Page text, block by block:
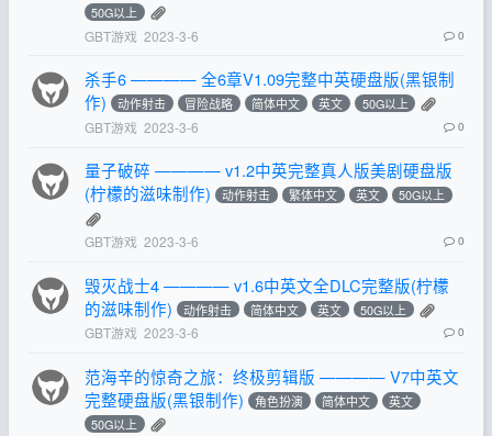
50G以上
GBT游戏 2023-3-6 0
杀手6 ———— 全6章V1.09完整中英硬盘版(黑银制
作)
动作射击 冒险战略 简体中文 英文 50G以上
GBT游戏 2023-3-6 0
量子破碎 ———— v1.2中英完整真人版美剧硬盘版
(柠檬的滋味制作)
动作射击 繁体中文 英文 50G以上
GBT游戏 2023-3-6 0
毁灭战士4 ———— v1.6中英文全DLC完整版(柠檬
的滋味制作)
动作射击 简体中文 英文 50G以上
GBT游戏 2023-3-6 0
范海辛的惊奇之旅：终极剪辑版 ———— V7中英文
完整硬盘版(黑银制作)
角色扮演 简体中文
英文
50G以上